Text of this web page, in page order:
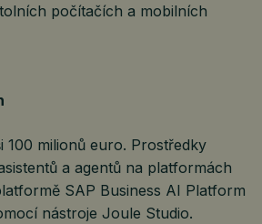
počítačích a mobilních
milionů euro. Prostředky
a agentů na platformách
SAP Business AI Platform
nástroje Joule Studio.